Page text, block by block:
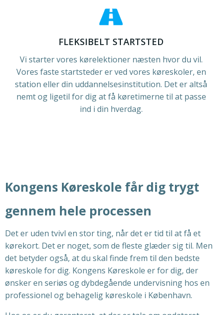
FLEKSIBELT STARTSTED
Vi starter vores kørelektioner næsten hvor du vil.
Vores faste startsteder er ved vores køreskoler, en
station eller din uddannelsesinstitution. Det er altså
nemt og ligetil for dig at få køretimerne til at passe
ind i din hverdag.
Kongens Køreskole får dig trygt
gennem hele processen
Det er uden tvivl en stor ting, når det er tid til at få et
kørekort. Det er noget, som de fleste glæder sig til. Men
det betyder også, at du skal finde frem til den bedste
køreskole for dig. Kongens Køreskole er for dig, der
ønsker en seriøs og dybdegående undervisning hos en
professionel og behagelig køreskole i København.